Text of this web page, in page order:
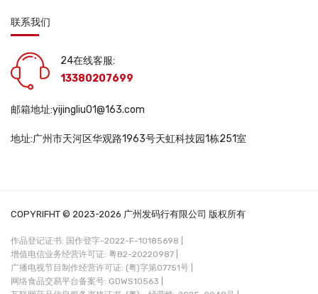
联系我们
24在线客服:
13380207699
邮箱地址:yijingliu01@163.com
地址:广州市天河区华观路1963号天虹科技园1栋251室
COPYRIFHT © 2023-2026 广州发码行有限公司 版权所有
作品登记证书: 国作登字-2022-F-10185698 |
增值电信业务经营许可证: 粤B2-20220987 |
广播电视节目制作经营许可证: (粤)字第07751号 |
网络食品交易平台备案号: GDWS10563 |